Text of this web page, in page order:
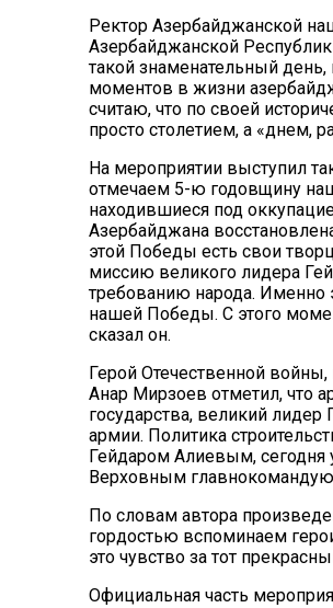
Ректор Азербайджанской
Азербайджанской
такой знаменательный
моментов в жизни
считаю, что по своей
просто столетием, а «днем,
На мероприятии выступил
отмечаем 5-ю годовщину
находившиеся под
Азербайджана
этой Победы есть свои
миссию великого лидера
требованию народа. Именно
нашей Победы. С этого
сказал он.
Герой Отечественной
Анар Мирзоев отметил, что
государства, великий
армии. Политика
Гейдаром Алиевым,
Верховным
По словам автора
гордостью вспоминаем
это чувство за тот
Официальная часть